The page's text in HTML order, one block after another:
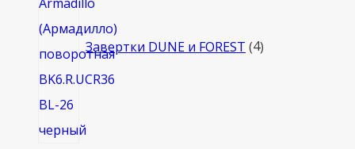
Завертки DUNE и FOREST 4